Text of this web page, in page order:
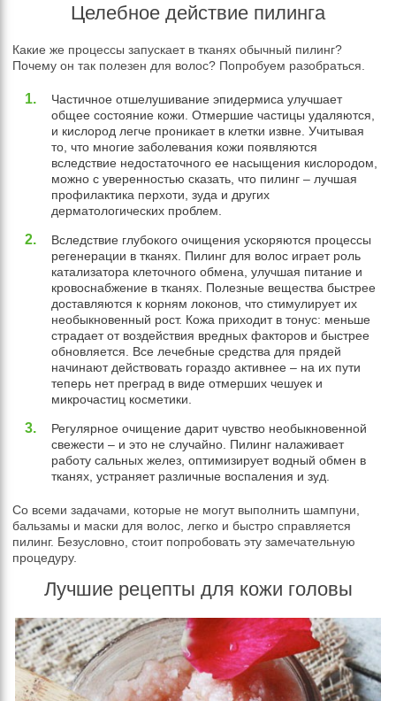
Целебное действие пилинга
Какие же процессы запускает в тканях обычный пилинг?
Почему он так полезен для волос? Попробуем разобраться.
Частичное отшелушивание эпидермиса улучшает
общее состояние кожи. Отмершие частицы удаляются,
и кислород легче проникает в клетки извне. Учитывая
то, что многие заболевания кожи появляются
вследствие недостаточного ее насыщения кислородом,
можно с уверенностью сказать, что пилинг – лучшая
профилактика перхоти, зуда и других
дерматологических проблем.
Вследствие глубокого очищения ускоряются процессы
регенерации в тканях. Пилинг для волос играет роль
катализатора клеточного обмена, улучшая питание и
кровоснабжение в тканях. Полезные вещества быстрее
доставляются к корням локонов, что стимулирует их
необыкновенный рост. Кожа приходит в тонус: меньше
страдает от воздействия вредных факторов и быстрее
обновляется. Все лечебные средства для прядей
начинают действовать гораздо активнее – на их пути
теперь нет преград в виде отмерших чешуек и
микрочастиц косметики.
Регулярное очищение дарит чувство необыкновенной
свежести – и это не случайно. Пилинг налаживает
работу сальных желез, оптимизирует водный обмен в
тканях, устраняет различные воспаления и зуд.
Со всеми задачами, которые не могут выполнить шампуни,
бальзамы и маски для волос, легко и быстро справляется
пилинг. Безусловно, стоит попробовать эту замечательную
процедуру.
Лучшие рецепты для кожи головы